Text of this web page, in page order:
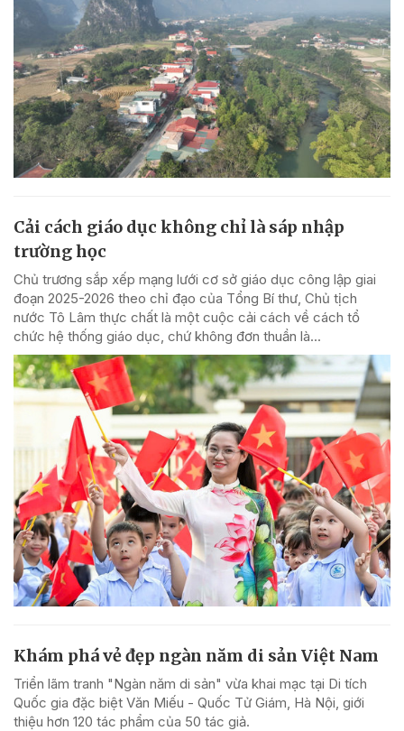
Cải cách giáo dục không chỉ là sáp nhập
trường học
Chủ trương sắp xếp mạng lưới cơ sở giáo dục công lập giai
đoạn 2025-2026 theo chỉ đạo của Tổng Bí thư, Chủ tịch
nước Tô Lâm thực chất là một cuộc cải cách về cách tổ
chức hệ thống giáo dục, chứ không đơn thuần là...
Khám phá vẻ đẹp ngàn năm di sản Việt Nam
Triển lãm tranh "Ngàn năm di sản" vừa khai mạc tại Di tích
Quốc gia đặc biệt Văn Miếu - Quốc Tử Giám, Hà Nội, giới
thiệu hơn 120 tác phẩm của 50 tác giả.